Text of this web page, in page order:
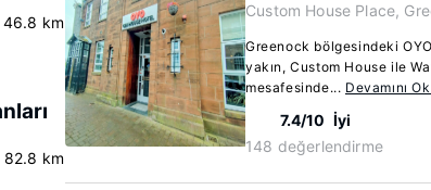
46.8 km
82.8 km
Custom House Place,
Greenock bölgesindeki
yakın, Custom House ile
mesafesinde... Devamını
7.4/10 İyi
148 değerlendirme